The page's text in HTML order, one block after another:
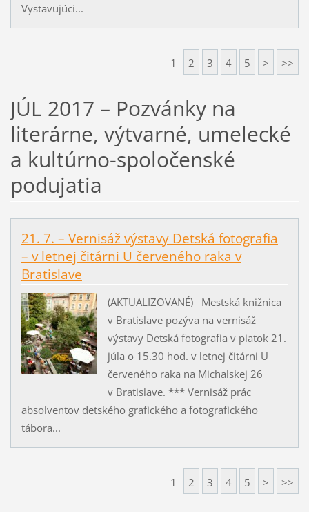
Vystavujúci...
1 2 3 4 5 > >>
JÚL 2017 – Pozvánky na
literárne, výtvarné, umelecké
a kultúrno-spoločenské
podujatia
21. 7. – Vernisáž výstavy Detská fotografia
– v letnej čitárni U červeného raka v
Bratislave
(AKTUALIZOVANÉ) Mestská knižnica
v Bratislave pozýva na vernisáž
výstavy Detská fotografia v piatok 21.
júla o 15.30 hod. v letnej čitárni U
červeného raka na Michalskej 26
v Bratislave. *** Vernisáž prác
absolventov detského grafického a fotografického
tábora...
1 2 3 4 5 > >>